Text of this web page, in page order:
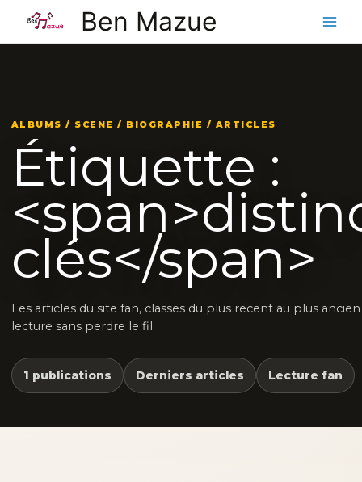
contenu
Ben Mazue
ALBUMS / SCENE / BIOGRAPHIE / ARTICLES
Étiquette :
clés</span>
Les articles du site fan, classes du plus recent au plus
lecture sans perdre le fil.
1 publications Derniers articles Lecture fan